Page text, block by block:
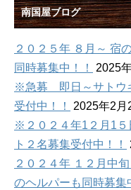
南国屋ブログ
２０２５年 ８月～ 宿
同時募集中！！
2025
※急募 即日～サトウ
受付中！！
2025年2月
※２０２４年1２月1５
ト２名募集受付中！！
２０２４年 １２月中
のヘルパーも同時募集